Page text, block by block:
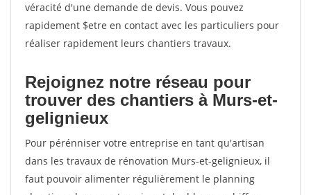
véracité d'une demande de devis. Vous pouvez
rapidement $etre en contact avec les particuliers pour
réaliser rapidement leurs chantiers travaux.
Rejoignez notre réseau pour
trouver des chantiers à Murs-et-
gelignieux
Pour pérénniser votre entreprise en tant qu'artisan
dans les travaux de rénovation Murs-et-gelignieux, il
faut pouvoir alimenter régulièrement le planning